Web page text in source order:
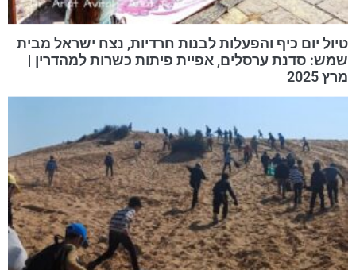
טיול יום כיף והפעלות לבנות חרדיות, נצח ישראל מבית
שמש: סדנת ערסלים, אפיית פיתות כשרות למהדרין |
מרץ 2025